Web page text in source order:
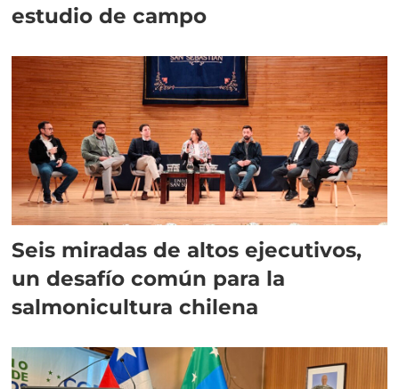
estudio de campo
Seis miradas de altos ejecutivos,
un desafío común para la
salmonicultura chilena